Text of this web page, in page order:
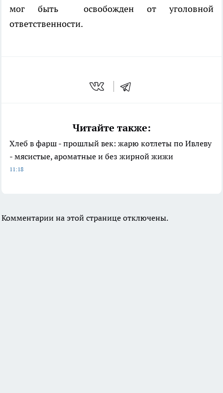
мог быть освобожден от уголовной
ответственности.
Читайте также:
Хлеб в фарш - прошлый век: жарю котлеты по Ивлеву
- мясистые, ароматные и без жирной жижи
11:18
Комментарии на этой странице отключены.